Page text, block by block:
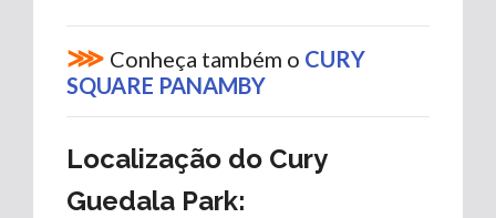
⋙ Conheça também o CURY
SQUARE PANAMBY
Localização do Cury
Guedala Park: